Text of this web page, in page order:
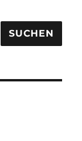
SUCHEN